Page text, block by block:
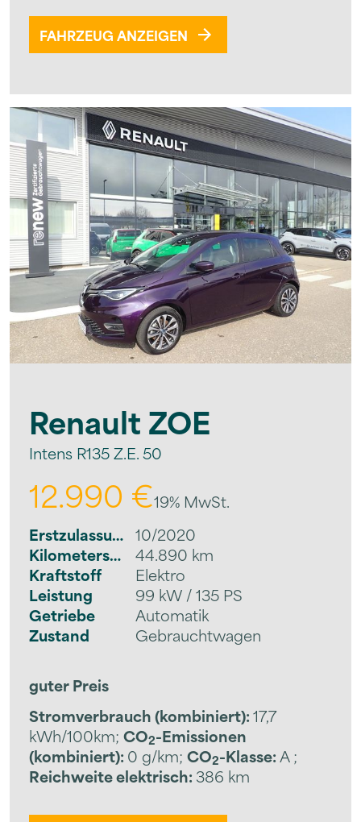
FAHRZEUG ANZEIGEN
RenaultZOE
Intens R135 Z.E. 50
12.990 €19% MwSt.
Erstzulassung 10/2020
Kilometerstand
44.890 km
Kraftstoff
Elektro
Leistung
99 kW / 135 PS
Getriebe
Automatik
Zustand
Gebrauchtwagen
guter Preis
Stromverbrauch (kombiniert):17,7
kWh/100km; CO2-Emissionen
(kombiniert): 0 g/km; CO2-Klasse:A;
Reichweite elektrisch: 386 km